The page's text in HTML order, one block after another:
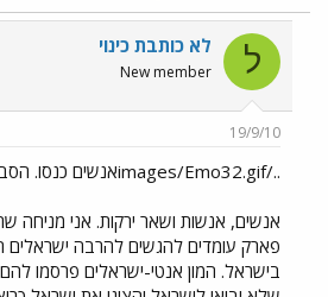
ל לא כותבת כינוי
New member
19/9/10
../images/Emo32.gifאנשים כנסו. הסברה למען ישראל זה חשוב !
אנשים, אנשות ושאר ירקות. אני מניחה
פארק עומדים להגשים להרבה ישראלים
בישראל. המון אנטי-ישראלים פרסמו